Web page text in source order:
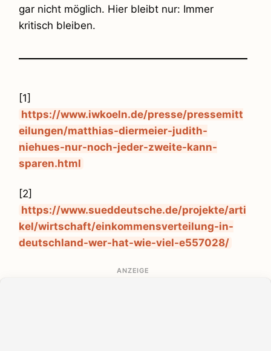
gar nicht möglich. Hier bleibt nur: Immer
kritisch bleiben.
[1]
https://www.iwkoeln.de/presse/pressemitt
eilungen/matthias-diermeier-judith-
niehues-nur-noch-jeder-zweite-kann-
sparen.html
[2]
https://www.sueddeutsche.de/projekte/arti
kel/wirtschaft/einkommensverteilung-in-
deutschland-wer-hat-wie-viel-e557028/
ANZEIGE